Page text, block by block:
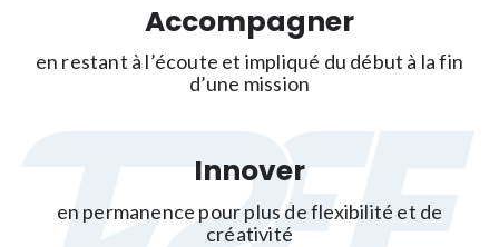
Accompagner
en restant à l’écoute et impliqué du début à la fin
d’une mission
Innover
en permanence pour plus de flexibilité et de
créativité